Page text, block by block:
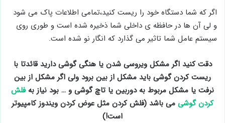
اگر که شما دستگاه خود را ریست کنید،تمامی اطلاعات پاک می شود
و لی آن ها در حافظه ی داخلی شما ذخیره شده است و طوری روی
سیستم عامل شما تاثیر می گذارد که انگار نو شده است.
دقت کنید اگر مشکل ویروسی شدن یا هنگی گوشی دارید قائدتا با
ریست کردن گوشی باید مشکل از بین برود ولی اگر مشکل از بین
نرفت یا مشکل مربوط به دوربین یا تاچ گوشی و … بود نیاز بهفلش
کردن گوشی می باشد (فلش کردن مثل عوض کردن ویندوز کامپیوتر
است!)